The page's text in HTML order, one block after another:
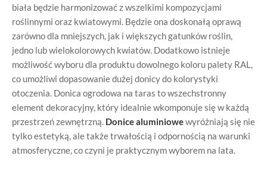
biała będzie harmonizować z wszelkimi kompozycjami
roślinnymi oraz kwiatowymi. Będzie ona doskonałą oprawą
zarówno dla mniejszych, jak i większych gatunków roślin,
jedno lub wielokolorowych kwiatów. Dodatkowo istnieje
możliwość wyboru dla produktu dowolnego koloru palety RAL,
co umożliwi dopasowanie dużej donicy do kolorystyki
otoczenia. Donica ogrodowa na taras to wszechstronny
element dekoracyjny, który idealnie wkomponuje się w każdą
przestrzeń zewnętrzną. Donice aluminiowewyróżniają się nie
tylko estetyką, ale także trwałością i odpornością na warunki
atmosferyczne, co czyni je praktycznym wyborem na lata.